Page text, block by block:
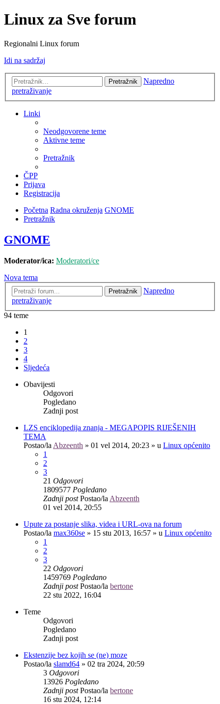
Linux za Sve forum
Regionalni Linux forum
Idi na sadržaj
Pretražnik
Napredno
pretraživanje
Linki
Neodgovorene teme
Aktivne teme
Pretražnik
ČPP
Prijava
Registracija
Početna Radna okruženja GNOME
Pretražnik
GNOME
Moderator/ica: Moderatori/ce
Nova tema
Pretražnik
Napredno
pretraživanje
94 teme
1
2
3
4
Sljedeća
Obavijesti
Odgovori
Pogledano
Zadnji post
LZS enciklopedija znanja - MEGAPOPIS RIJEŠENIH
TEMA
Postao/la Abzeenth » 01 vel 2014, 20:23 » u Linux općenito
1
2
3
21 Odgovori
1809577 Pogledano
Zadnji postPostao/la Abzeenth
01 vel 2014, 20:55
Upute za postanje slika, videa i URL-ova na forum
Postao/la max360se » 15 stu 2013, 16:57 » u Linux općenito
1
2
3
22 Odgovori
1459769 Pogledano
Zadnji postPostao/la bertone
22 stu 2022, 16:04
Teme
Odgovori
Pogledano
Zadnji post
Ekstenzije bez kojih se (ne) moze
Postao/la slamd64 » 02 tra 2024, 20:59
3 Odgovori
13926 Pogledano
Zadnji postPostao/la bertone
16 stu 2024, 12:14